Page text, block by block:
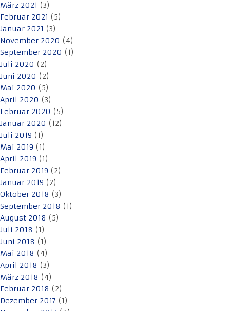
März 2021 (3)
Februar 2021 (5)
Januar 2021 (3)
November 2020 (4)
September 2020 (1)
Juli 2020 (2)
Juni 2020 (2)
Mai 2020 (5)
April 2020 (3)
Februar 2020 (5)
Januar 2020 (12)
Juli 2019 (1)
Mai 2019 (1)
April 2019 (1)
Februar 2019 (2)
Januar 2019 (2)
Oktober 2018 (3)
September 2018 (1)
August 2018 (5)
Juli 2018 (1)
Juni 2018 (1)
Mai 2018 (4)
April 2018 (3)
März 2018 (4)
Februar 2018 (2)
Dezember 2017 (1)